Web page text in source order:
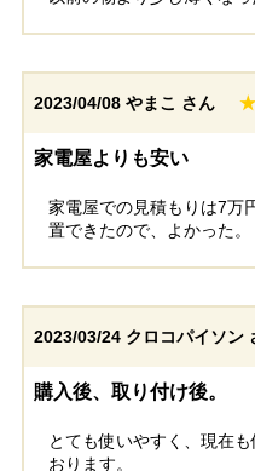
2023/04/08 やまこ さん
家電屋よりも安い
家電屋での見積もりは7万
置できたので、よかった。
2023/03/24 クロコパイソン
購入後、取り付け後。
とても使いやすく、現在
おります。